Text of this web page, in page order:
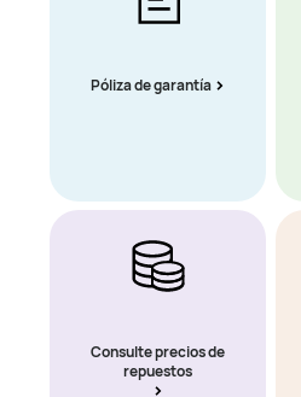
Póliza de garantía
Consulte precios de
repuestos